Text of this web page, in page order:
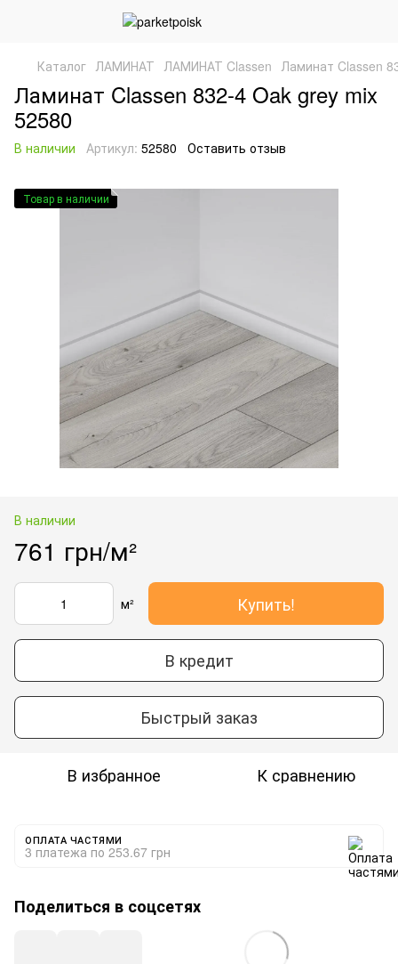
Каталог ЛАМИНАТ ЛАМИНАТ Classen Ламинат Classen
Ламинат Classen 832-4 Oak grey mix
52580
В наличии Артикул: 52580 Оставить отзыв
Товар в наличии
В наличии
761 грн/м²
м² Купить!
В кредит
Быстрый заказ
В избранное К сравнению
ОПЛАТА ЧАСТЯМИ
3 платежа по 253.67 грн
Поделиться в соцсетях